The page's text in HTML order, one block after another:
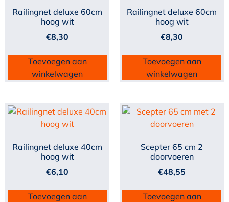
Railingnet deluxe 60cm
hoog wit
€8,30
Toevoegen aan
winkelwagen
Railingnet deluxe 60cm
hoog wit
€8,30
Toevoegen aan
winkelwagen
Railingnet deluxe 40cm
hoog wit
€6,10
Toevoegen aan
Scepter 65 cm 2
doorvoeren
€48,55
Toevoegen aan